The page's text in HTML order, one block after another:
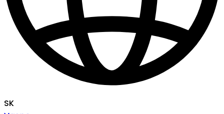
SK